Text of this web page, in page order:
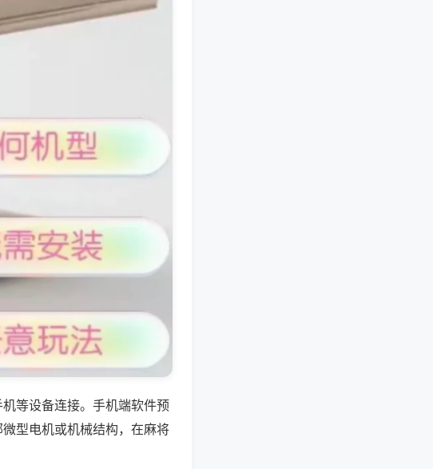
等设备连接。手机端软件预
型电机或机械结构，在麻将